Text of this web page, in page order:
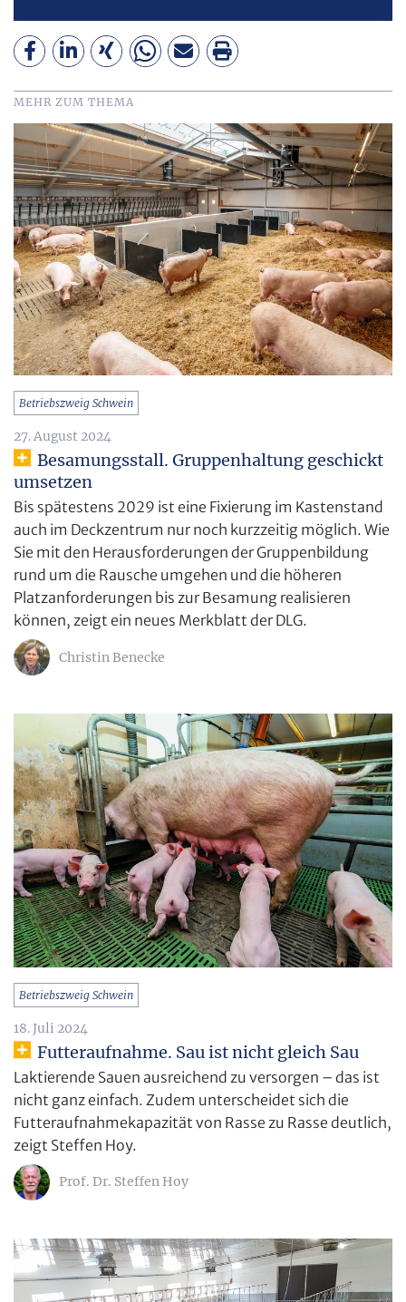
MEHR ZUM THEMA
Betriebszweig Schwein
27. August 2024
Besamungsstall. Gruppenhaltung geschickt
umsetzen
Bis spätestens 2029 ist eine Fixierung im Kastenstand
auch im Deckzentrum nur noch kurzzeitig möglich. Wie
Sie mit den Herausforderungen der Gruppenbildung
rund um die Rausche umgehen und die höheren
Platzanforderungen bis zur Besamung realisieren
können, zeigt ein neues Merkblatt der DLG.
Christin Benecke
Betriebszweig Schwein
18. Juli 2024
Futteraufnahme. Sau ist nicht gleich Sau
Laktierende Sauen ausreichend zu versorgen – das ist
nicht ganz einfach. Zudem unterscheidet sich die
Futteraufnahmekapazität von Rasse zu Rasse deutlich,
zeigt Steffen Hoy.
Prof. Dr. Steffen Hoy